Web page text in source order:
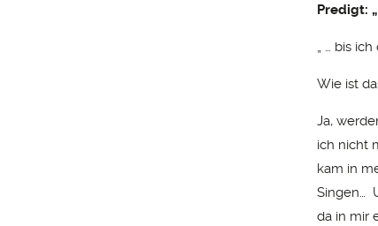
Predigt:
„ … bis
Wie ist
Ja,
ich nicht
kam in
Singen…
da in mir